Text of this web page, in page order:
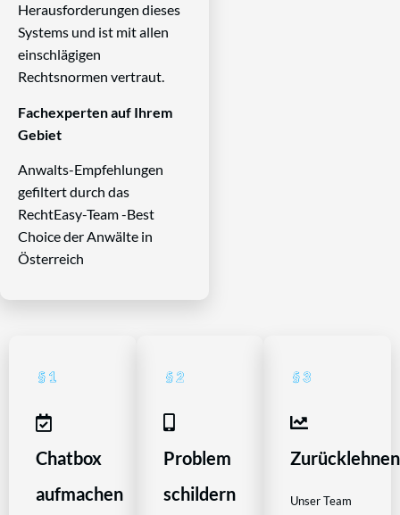
Herausforderungen dieses
Systems und ist mit allen
einschlägigen
Rechtsnormen vertraut.
Fachexperten auf Ihrem
Gebiet
Anwalts-Empfehlungen
gefiltert durch das
RechtEasy-Team -Best
Choice der Anwälte in
Österreich
Chatbox
aufmachen
Problem
schildern
Zurücklehnen
Unser Team